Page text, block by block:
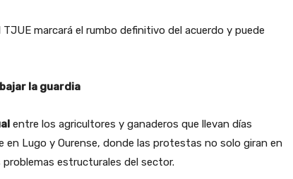
marcará el rumbo definitivo del acuerdo y puede
la guardia
entre los agricultores y ganaderos que llevan días
en Lugo y Ourense, donde las protestas no solo giran en
estructurales del sector.